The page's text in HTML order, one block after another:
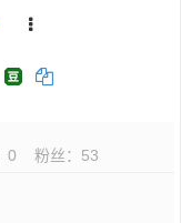
0 粉丝： 53